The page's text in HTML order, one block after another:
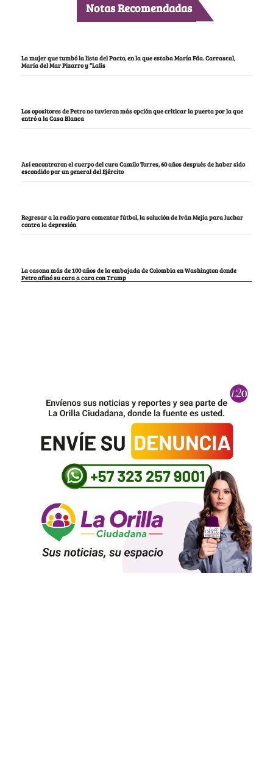
Notas Recomendadas
La mujer que tumbó la lista del Pacto, en la que estaba María Fda. Carrascal,
María del Mar Pizarro y “Lalis
Los opositores de Petro no tuvieron más opción que criticar la puerta por la que
entró a la Casa Blanca
Así encontraron el cuerpo del cura Camilo Torres, 60 años después de haber sido
escondido por un general del Ejército
Regresar a la radio para comentar fútbol, la solución de Iván Mejía para luchar
contra la depresión
La casona más de 100 años de la embajada de Colombia en Washington donde
Petro afinó su cara a cara con Trump